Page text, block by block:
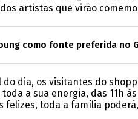
artistas que virão
como fonte preferida no
do dia, os visitantes do
a sua energia, das 11h
felizes, toda a família